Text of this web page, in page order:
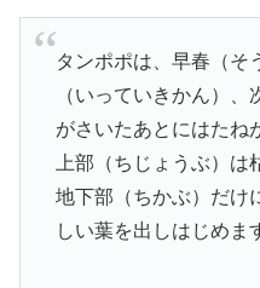
離』ヨーロッパでは、昔か...
タンポポは、早春（そ
（いっていきかん）
がさいたあとにはたね
上部（ちじょうぶ）は
地下部（ちかぶ）だけ
しい葉を出しはじめま